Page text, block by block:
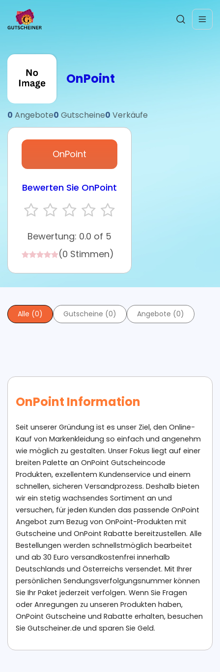
OnPoint
0 Angebote0 Gutscheine0 Verkäufe
OnPoint
Bewerten Sie OnPoint
Bewertung: 0.0 of 5
(0 Stimmen)
Alle (0) Gutscheine (0) Angebote (0)
OnPoint Information
Seit unserer Gründung ist es unser Ziel, den Online-
Kauf von Markenkleidung so einfach und angenehm
wie möglich zu gestalten. Unser Fokus liegt auf einer
breiten Palette an OnPoint Gutscheincode
Produkten, exzellentem Kundenservice und einem
schnellen, sicheren Versandprozess. Deshalb bieten
wir ein stetig wachsendes Sortiment an und
versuchen, für jeden Kunden das passende OnPoint
Angebot zum Bezug von OnPoint-Produkten mit
Gutscheine und OnPoint Rabatte bereitzustellen. Alle
Bestellungen werden schnellstmöglich bearbeitet
und ab 30 Euro versandkostenfrei innerhalb
Deutschlands und Österreichs versendet. Mit Ihrer
persönlichen Sendungsverfolgungsnummer können
Sie Ihr Paket jederzeit verfolgen. Wenn Sie Fragen
oder Anregungen zu unseren Produkten haben,
OnPoint Gutscheine und Rabatte erhalten, besuchen
Sie Gutscheiner.de und sparen Sie Geld.